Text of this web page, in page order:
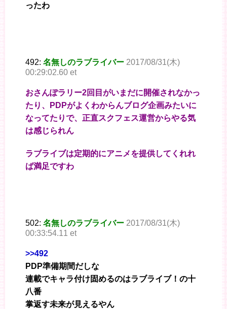
ったわ
492: 名無しのラブライバー 2017/08/31(木)
00:29:02.60 et
おさんぽラリー2回目がいまだに開催されなかっ
たり、PDPがよくわからんブログ企画みたいに
なってたりで、正直スクフェス運営からやる気
は感じられん
ラブライブは定期的にアニメを提供してくれれ
ば満足ですわ
502: 名無しのラブライバー 2017/08/31(木)
00:33:54.11 et
>>492
PDP準備期間だしな
連載でキャラ付け固めるのはラブライブ！の十
八番
掌返す未来が見えるやん